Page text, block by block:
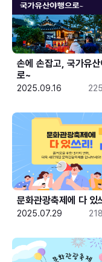
손에 손잡고, 국가유
로~
2025.09.16
문화관광축제에 다 있
2025.07.29